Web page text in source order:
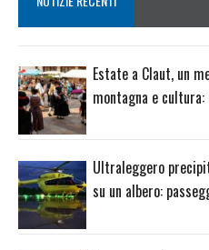
Estate a Claut, un
montagna e
Ultraleggero
su un albero: